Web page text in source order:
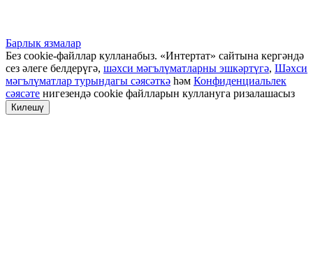
Барлык язмалар
Без cookie-файллар кулланабыз. «Интертат» сайтына кергәндә
сез әлеге белдерүгә, шәхси мәгълүматларны эшкәртүгә, Шәхси
мәгълүматлар турындагы сәясәткә һәм Конфиденциальлек
сәясәте нигезендә cookie файлларын куллануга ризалашасыз
Килешү